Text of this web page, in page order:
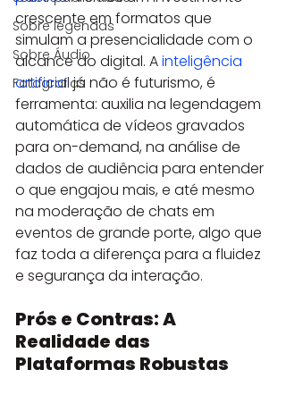
Sobre legendas
Sobre Áudio
Fotografias
crescente em formatos que
simulam a presencialidade com o
alcance do digital. A inteligência
artificial já não é futurismo, é
ferramenta: auxilia na legendagem
automática de vídeos gravados
para on-demand, na análise de
dados de audiência para entender
o que engajou mais, e até mesmo
na moderação de chats em
eventos de grande porte, algo que
faz toda a diferença para a fluidez
e segurança da interação.
Prós e Contras: A
Realidade das
Plataformas Robustas